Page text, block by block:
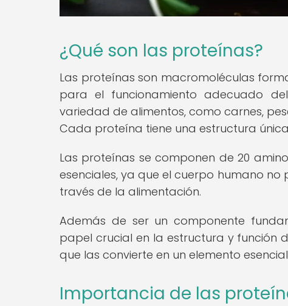
¿Qué son las proteínas?
Las proteínas son macromoléculas
para el funcionamiento adecuado
variedad de alimentos, como carnes,
Cada proteína tiene una estructura
Las proteínas se componen de 20
esenciales, ya que el cuerpo humano
través de la alimentación.
Además de ser un componente
papel crucial en la estructura y función
que las convierte en un elemento
Importancia de las